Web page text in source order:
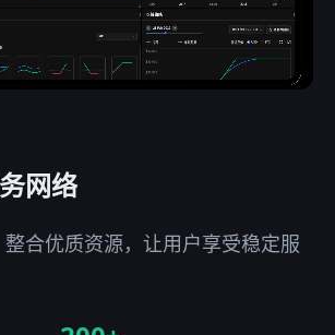
网络
合优质资源，让用户享受稳定服